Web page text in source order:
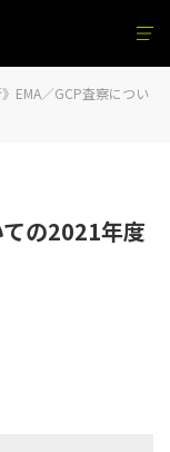
》EMA／GCP査察につい
ての2021年度